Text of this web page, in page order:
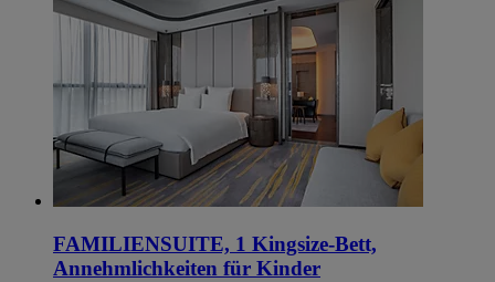
FAMILIENSUITE, 1 Kingsize-Bett,
Annehmlichkeiten für Kinder